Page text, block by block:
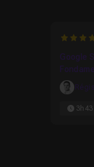
5
Google
3h43